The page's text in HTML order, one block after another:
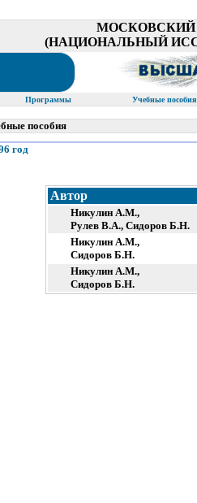
(НАЦИОНАЛЬНЫЙ
Программы Учебные
пособия
год
Автор
Никулин А.М.,
Рулев В.А., Сидоров Б.Н.
Никулин А.М.,
Сидоров Б.Н.
Никулин А.М.,
Сидоров Б.Н.